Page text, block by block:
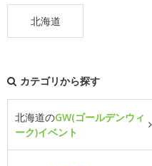
北海道
カテゴリから探す
北海道のGW(ゴールデンウィ
ーク)イベント